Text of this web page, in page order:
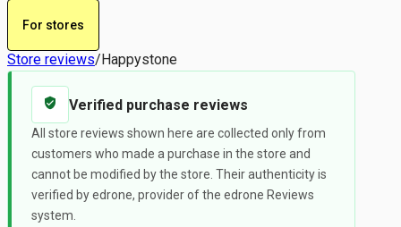
For stores
Store reviews/Happystone
Verified purchase reviews
All store reviews shown here are collected only from
customers who made a purchase in the store and
cannot be modified by the store. Their authenticity is
verified by edrone, provider of the edrone Reviews
system.